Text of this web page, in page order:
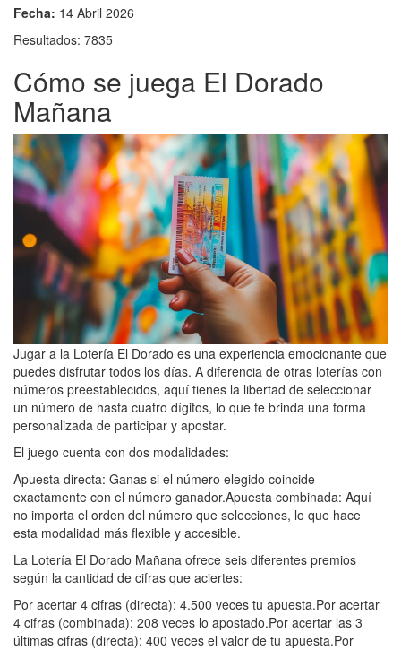
Fecha: 14 Abril 2026
Resultados: 7835
Cómo se juega El Dorado
Mañana
Jugar a la Lotería El Dorado es una experiencia emocionante que
puedes disfrutar todos los días. A diferencia de otras loterías con
números preestablecidos, aquí tienes la libertad de seleccionar
un número de hasta cuatro dígitos, lo que te brinda una forma
personalizada de participar y apostar.
El juego cuenta con dos modalidades:
Apuesta directa: Ganas si el número elegido coincide
exactamente con el número ganador.Apuesta combinada: Aquí
no importa el orden del número que selecciones, lo que hace
esta modalidad más flexible y accesible.
La Lotería El Dorado Mañana ofrece seis diferentes premios
según la cantidad de cifras que aciertes:
Por acertar 4 cifras (directa): 4.500 veces tu apuesta.Por acertar
4 cifras (combinada): 208 veces lo apostado.Por acertar las 3
últimas cifras (directa): 400 veces el valor de tu apuesta.Por